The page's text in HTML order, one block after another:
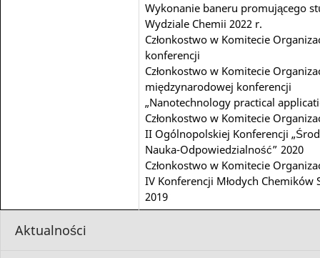
Aktualności
Wykonanie baneru promującego
Wydziale Chemii 2022 r.
Członkostwo w Komitecie
konferencji
Członkostwo w Komitecie
międzynarodowej konferencji
„Nanotechnology practical
Członkostwo w Komitecie
II Ogólnopolskiej Konferencji
Nauka-Odpowiedzialność” 2020
Członkostwo w Komitecie
IV Konferencji Młodych Chemików
2019